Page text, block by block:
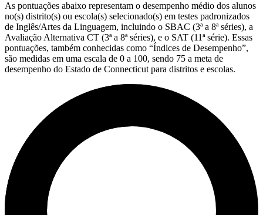
As pontuações abaixo representam o desempenho médio dos alunos
no(s) distrito(s) ou escola(s) selecionado(s) em testes padronizados
de Inglês/Artes da Linguagem, incluindo o SBAC (3ª a 8ª séries), a
Avaliação Alternativa CT (3ª a 8ª séries), e o SAT (11ª série). Essas
pontuações, também conhecidas como “Índices de Desempenho”,
são medidas em uma escala de 0 a 100, sendo 75 a meta de
desempenho do Estado de Connecticut para distritos e escolas.